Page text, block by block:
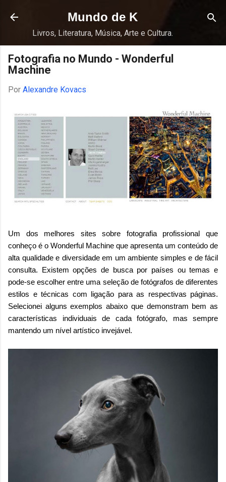
Pular para o conteúdo principal
Mundo de K
Livros, Literatura, Música, Arte e Cultura.
Fotografia no Mundo - Wonderful
Machine
Por Alexandre Kovacs
Um dos melhores sites sobre fotografia profissional que
conheço é o Wonderful Machine que apresenta um conteúdo de
alta qualidade e diversidade em um ambiente simples e de fácil
consulta. Existem opções de busca por países ou temas e
pode-se escolher entre uma seleção de fotógrafos de diferentes
estilos e técnicas com ligação para as respectivas páginas.
Selecionei alguns exemplos abaixo que demonstram bem as
características individuais de cada fotógrafo, mas sempre
mantendo um nível artístico invejável.